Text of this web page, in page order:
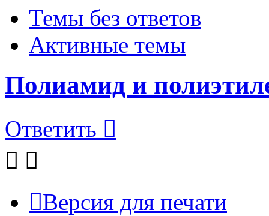
Темы без ответов
Активные темы
Полиамид и
Ответить
Версия для печати